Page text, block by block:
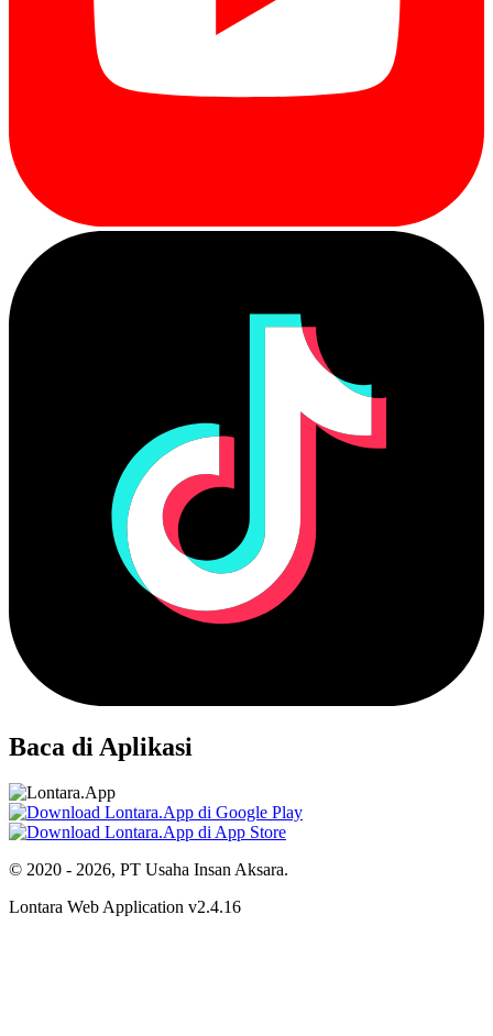
Baca di Aplikasi
© 2020 - 2026, PT Usaha Insan Aksara.
Lontara Web Application v2.4.16